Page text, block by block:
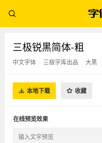
三极锐黑简体-粗
中文字体 三极字库出品 大黑
本地下载 收藏
在线预览效果